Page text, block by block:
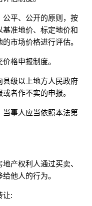
公平、公开的原则，按
准地价、标定地价和
市场价格进行评估。
格申报制度。
县级以上地方人民政府
者作不实的申报。
事人应当依照本法第
产权利人通过买卖、
他人的行为。
让: